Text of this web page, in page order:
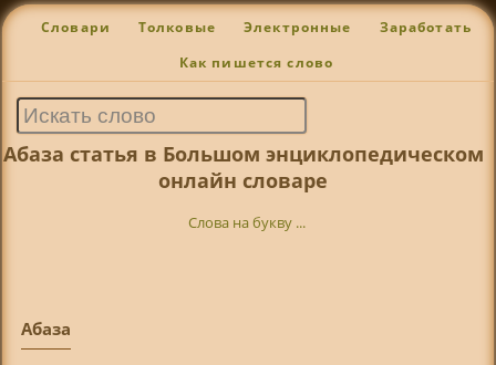
Словари Толковые Электронные Заработать
Как пишется слово
Абаза статья в Большом энциклопедическом
онлайн словаре
Слова на букву ...
Абаза